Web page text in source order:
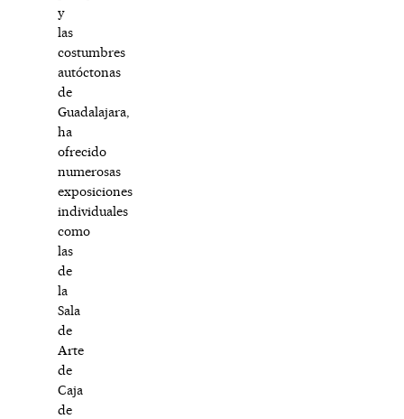
y
las
costumbres
autóctonas
de
Guadalajara,
ha
ofrecido
numerosas
exposiciones
individuales
como
las
de
la
Sala
de
Arte
de
Caja
de